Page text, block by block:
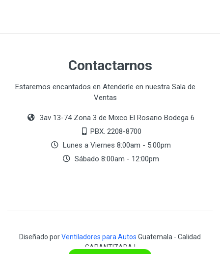
Contactarnos
Estaremos encantados en Atenderle en nuestra Sala de
Ventas
3av 13-74 Zona 3 de Mixco El Rosario Bodega 6
PBX. 2208-8700
Lunes a Viernes 8:00am - 5:00pm
Sábado 8:00am - 12:00pm
Diseñado porVentiladores para Autos Guatemala - Calidad
GARANTIZADA !